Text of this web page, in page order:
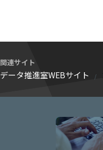
関連サイト
データ推進室WEBサイト